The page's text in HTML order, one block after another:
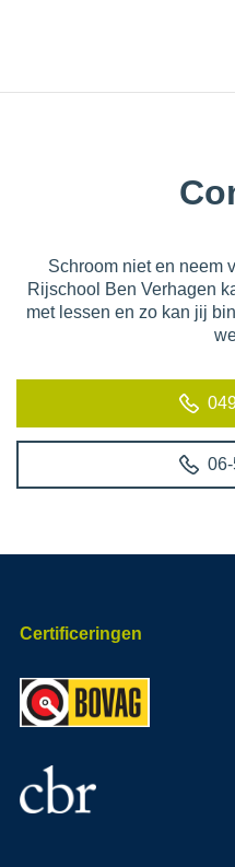
Schroom niet en neem
Rijschool Ben Verhagen
met lessen en zo kan jij
Certificeringen